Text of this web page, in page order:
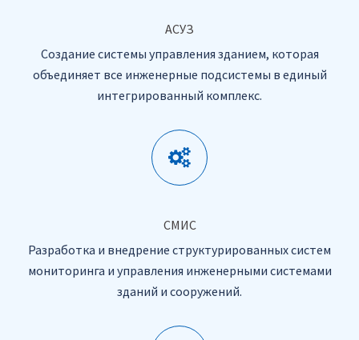
АСУЗ
Создание системы управления зданием, которая
объединяет все инженерные подсистемы в единый
интегрированный комплекс.
СМИС
Разработка и внедрение структурированных систем
мониторинга и управления инженерными системами
зданий и сооружений.